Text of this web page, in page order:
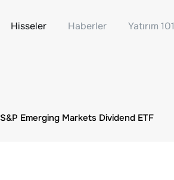
Hisseler Haberler Yatırım 101
Emerging Markets Dividend ETF